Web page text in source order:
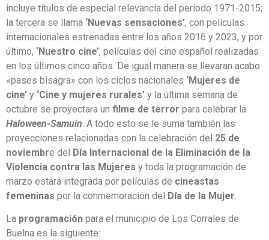
incluye títulos de especial relevancia del periodo 1971-2015;
la tercera se llama ‘Nuevas sensaciones’, con películas
internacionales estrenadas entre los años 2016 y 2023, y por
último, ‘Nuestro cine’, películas del cine español realizadas
en los últimos cinco años. De igual manera se llevaran acabo
«pases bisagra» con los ciclos nacionales ‘Mujeres de
cine’ y ‘Cine y mujeres rurales’ y la última semana de
octubre se proyectara un filme de terror para celebrar la
Haloween-Samuin. A todo esto se le suma también las
proyecciones relacionadas con la celebración del 25 de
noviembre del Día Internacional de la Eliminación de la
Violencia contra las Mujeres y toda la programación de
marzo estará integrada por películas de cineastas
femeninas por la conmemoración del Día de la Mujer.
La programación para el municipio de Los Corrales de
Buelna es la siguiente: